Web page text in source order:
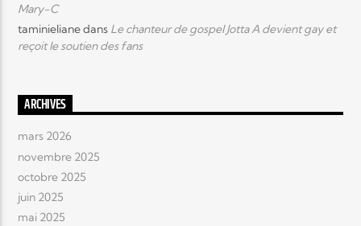
Mary-C
taminielianedans Le chanteur de gospel Jotta A devient gay et
reçoit le soutien des fans
ARCHIVES
mars 2026
novembre 2025
octobre 2025
juin 2025
mai 2025